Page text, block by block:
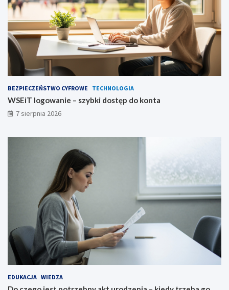
BEZPIECZEŃSTWO CYFROWE TECHNOLOGIA
WSEiT logowanie – szybki dostęp do konta
7 sierpnia 2026
EDUKACJA WIEDZA